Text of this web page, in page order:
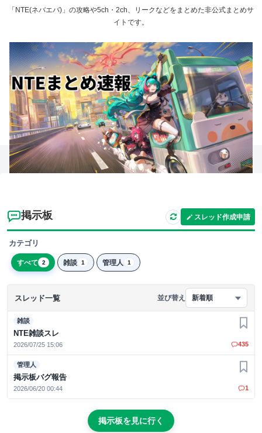
「NTE(ネバエバ)」の攻略や5ch・2ch、リークなどをまとめた非公式まとめサ
イトです。
掲示板 スレッド作成申請
カテゴリ
すべて 2 雑談 1 管理人 1
スレッド一覧 並び替え 新着順
雑談
NTE雑談スレ
2026/07/25 15:06
お気
435
管理人
掲示板バグ報告
2026/06/20 00:44
お気
1
掲示板を見に行く